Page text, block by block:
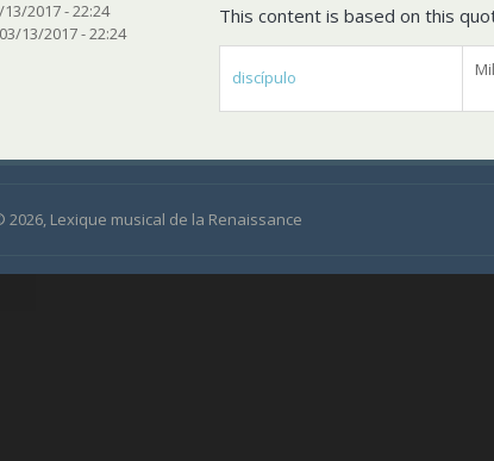
This content is based on this
discípulo
13/2017 - 22:24
03/13/2017 - 22:24
2026, Lexique musical de la Renaissance